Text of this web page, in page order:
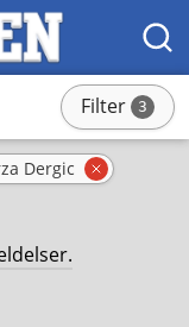
SØK
Filter 3stk
Dergic Fjern